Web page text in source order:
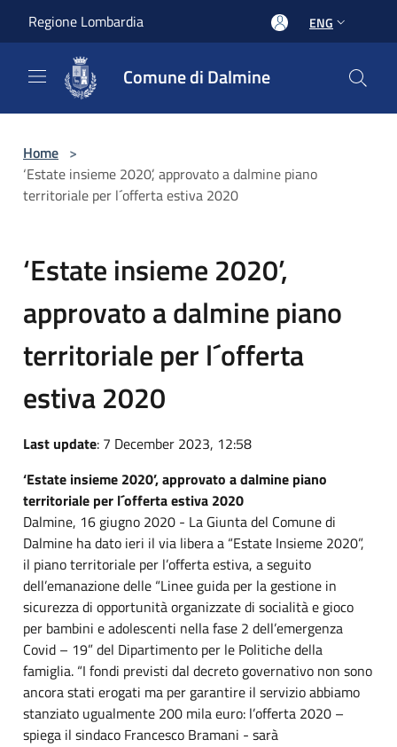
Regione Lombardia ENG
Comune di Dalmine
Home >
‘Estate insieme 2020’, approvato a dalmine piano
territoriale per l´offerta estiva 2020
‘Estate insieme 2020’,
approvato a dalmine piano
territoriale per l´offerta
estiva 2020
Last update: 7 December 2023, 12:58
‘Estate insieme 2020’, approvato a dalmine piano
territoriale per l´offerta estiva 2020
Dalmine, 16 giugno 2020 - La Giunta del Comune di
Dalmine ha dato ieri il via libera a “Estate Insieme 2020”,
il piano territoriale per l’offerta estiva, a seguito
dell’emanazione delle “Linee guida per la gestione in
sicurezza di opportunità organizzate di socialità e gioco
per bambini e adolescenti nella fase 2 dell’emergenza
Covid – 19” del Dipartimento per le Politiche della
famiglia. “I fondi previsti dal decreto governativo non sono
ancora stati erogati ma per garantire il servizio abbiamo
stanziato ugualmente 200 mila euro: l’offerta 2020 –
spiega il sindaco Francesco Bramani - sarà